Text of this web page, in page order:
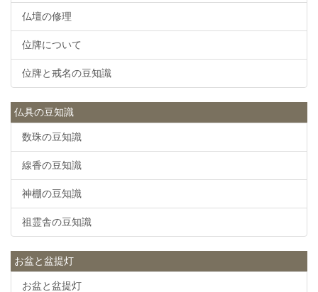
仏壇の修理
位牌について
位牌と戒名の豆知識
仏具の豆知識
数珠の豆知識
線香の豆知識
神棚の豆知識
祖霊舎の豆知識
お盆と盆提灯
お盆と盆提灯